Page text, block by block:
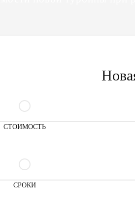
СТОИМОСТЬ
СРОКИ